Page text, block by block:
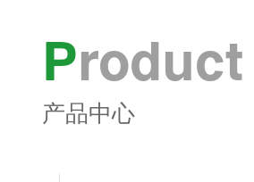
Product
产品中心